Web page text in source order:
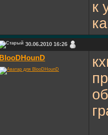
к
30.06.2010 16:26
BlooDHounD